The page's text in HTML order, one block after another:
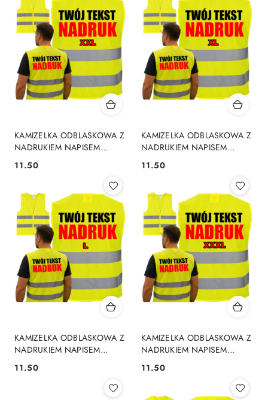
KAMIZELKA ODBLASKOWA Z
NADRUKIEM NAPISEM
LOGO REKLAMA BHP XXL
Cena:
11.50
KAMIZELKA ODBLASKOWA Z
NADRUKIEM NAPISEM
LOGO REKLAMA BHP XL
Cena:
11.50
KAMIZELKA ODBLASKOWA Z
NADRUKIEM NAPISEM
Cena:
11.50
KAMIZELKA ODBLASKOWA Z
NADRUKIEM NAPISEM
Cena:
11.50